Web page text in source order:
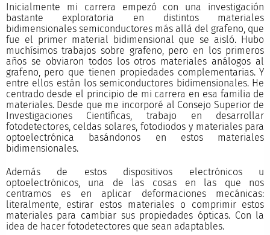
Inicialmente mi carrera empezó con una investigación
bastante exploratoria en distintos materiales
bidimensionales semiconductores más allá del grafeno, que
fue el primer material bidimensional que se aisló. Hubo
muchísimos trabajos sobre grafeno, pero en los primeros
años se obviaron todos los otros materiales análogos al
grafeno, pero que tienen propiedades complementarias. Y
entre ellos están los semiconductores bidimensionales. He
centrado desde el principio de mi carrera en esa familia de
materiales. Desde que me incorporé al Consejo Superior de
Investigaciones Científicas, trabajo en desarrollar
fotodetectores, celdas solares, fotodiodos y materiales para
optoelectrónica basándonos en estos materiales
bidimensionales.
Además de estos dispositivos electrónicos u
optoelectrónicos, una de las cosas en las que nos
centramos es en aplicar deformaciones mecánicas:
literalmente, estirar estos materiales o comprimir estos
materiales para cambiar sus propiedades ópticas. Con la
idea de hacer fotodetectores que sean adaptables.